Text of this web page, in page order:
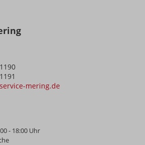
mering.de
- 18:00 Uhr